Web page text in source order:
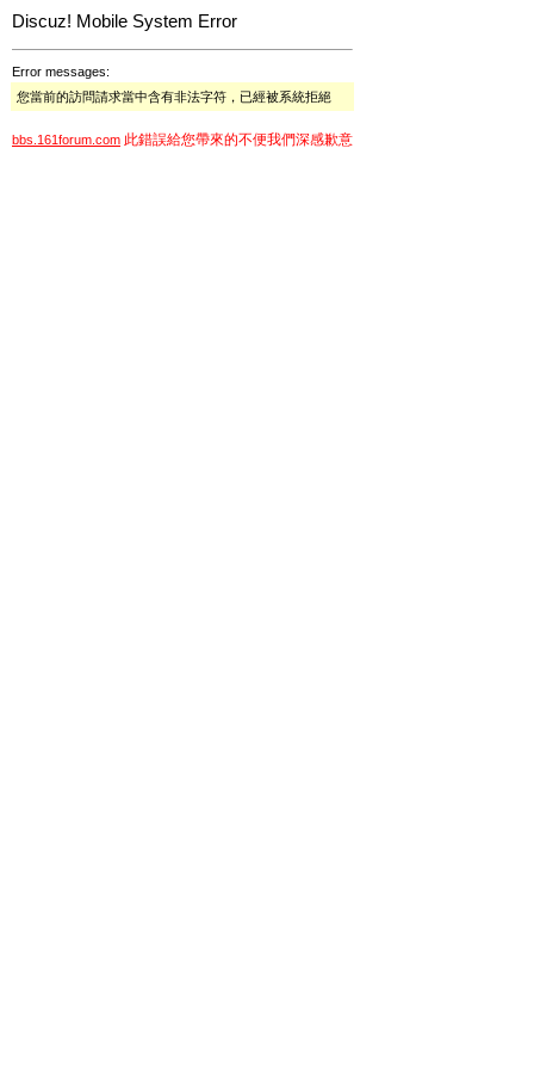
Discuz! Mobile System Error
Error messages:
您當前的訪問請求當中含有非法字符，已經被系統拒絕
bbs.161forum.com 此錯誤給您帶來的不便我們深感歉意